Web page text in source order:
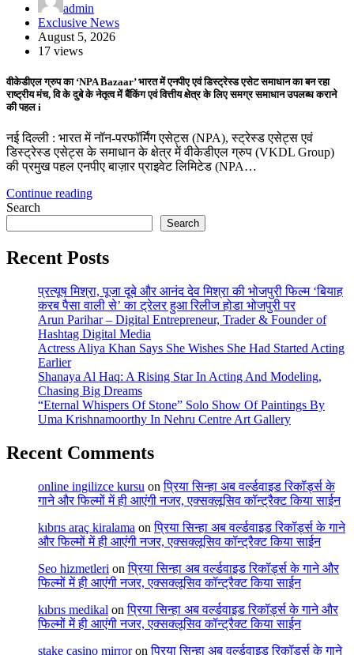
admin
Exclusive News
August 5, 2026
17 views
वीकेडीएल ग्रुप का ‘NPA Bazaar’ भारत में एनपीए एवं डिस्ट्रेस्ड एसेट समाधान का बन रहा
राष्ट्रीय मंच, वि के दुबे के नेतृत्व में बैंकिंग एवं वित्तीय क्षेत्र के लिए समग्र समाधान उपलब्ध कराने
की पहल i
नई दिल्ली : भारत में नॉन-परफॉर्मिंग एसेट्स (NPA), स्ट्रेस्ड एसेट्स एवं
डिस्ट्रेस्ड एसेट्स के समाधान के क्षेत्र में वीकेडीएल ग्रुप (VKDL Group)
की प्रमुख पहल एनपीए बाज़ार प्राइवेट लिमिटेड (NPA…
Continue reading
Search
Search
Recent Posts
प्रत्यूष मिश्रा, पूजा दूबे और आनंद देव मिश्रा की भोजपुरी फिल्म ‘बियाह
करब पैसा वाली से’ का ट्रेलर हुआ रिलीज होडा भोजपुरी पर
Arun Parihar – Digital Entrepreneur, Trader & Founder of
Hashtag Digital Media
Actress Aliya Khan Says She Wishes She Had Started Acting
Earlier
Shanaya Al Haq: A Rising Star In Acting And Modeling,
Chasing Big Dreams
“Eternal Whispers Of Stone” Solo Show Of Paintings By
Uma Krishnamoorthy In Nehru Centre Art Gallery
Recent Comments
online ingilizce kursu onप्रिया सिन्हा अब वर्ल्डवाइड रिकॉर्ड्स के
गाने और फिल्मों में ही आएंगी नजर, एक्सक्लूसिव कॉन्ट्रैक्ट किया साईन
kıbrıs araç kiralama onप्रिया सिन्हा अब वर्ल्डवाइड रिकॉर्ड्स के गाने
और फिल्मों में ही आएंगी नजर, एक्सक्लूसिव कॉन्ट्रैक्ट किया साईन
Seo hizmetleri onप्रिया सिन्हा अब वर्ल्डवाइड रिकॉर्ड्स के गाने और
फिल्मों में ही आएंगी नजर, एक्सक्लूसिव कॉन्ट्रैक्ट किया साईन
kıbrıs medikal onप्रिया सिन्हा अब वर्ल्डवाइड रिकॉर्ड्स के गाने और
फिल्मों में ही आएंगी नजर, एक्सक्लूसिव कॉन्ट्रैक्ट किया साईन
stake casino mirroronप्रिया सिन्हा अब वर्ल्डवाइड रिकॉर्ड्स के गाने